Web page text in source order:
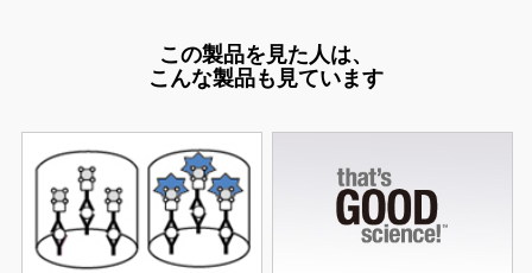
この製品を見た人は、
こんな製品も見ています